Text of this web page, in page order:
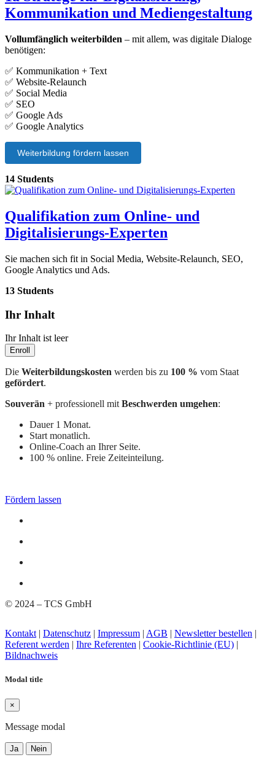
Kommunikation und Mediengestaltung
Vollumfänglich weiterbilden – mit allem, was digitale Dialoge
benötigen:
✅ Kommunikation + Text
✅ Website-Relaunch
✅ Social Media
✅ SEO
✅ Google Ads
✅ Google Analytics
Weiterbildung fördern lassen
14 Students
Qualifikation zum Online- und
Digitalisierungs-Experten
Sie machen sich fit in Social Media, Website-Relaunch, SEO,
Google Analytics und Ads.
13 Students
Ihr Inhalt
Ihr Inhalt ist leer
Enroll
Die Weiterbildungskosten werden bis zu 100 % vom Staat
gefördert.
Souverän + professionell mit Beschwerden umgehen:
Dauer 1 Monat.
Start monatlich.
Online-Coach an Ihrer Seite.
100 % online. Freie Zeiteinteilung.
Fördern lassen
© 2024 – TCS GmbH
Kontakt | Datenschutz | Impressum | AGB | Newsletter bestellen |
Referent werden | Ihre Referenten | Cookie-Richtlinie (EU) |
Bildnachweis
Modal title
×
Message modal
Ja Nein